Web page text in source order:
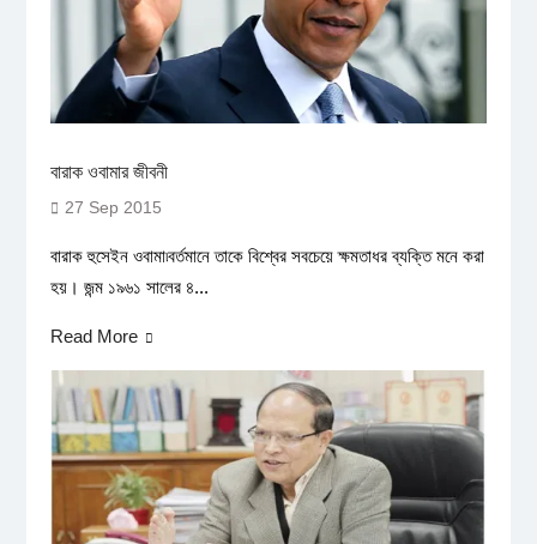
বারাক ওবামার জীবনী
27 Sep 2015
বারাক হুসেইন ওবামা৷বর্তমানে তাকে বিশ্বের সবচেয়ে ক্ষমতাধর ব্যক্তি মনে করা
হয়। জন্ম ১৯৬১ সালের ৪...
Read More